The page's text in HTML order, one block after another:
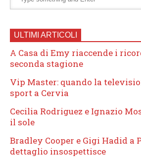
ULTIMI ARTICOLI
A Casa di Emy riaccende i
seconda stagione
Vip Master: quando la
sport a Cervia
Cecilia Rodriguez e Ignazio
il sole
Bradley Cooper e Gigi Hadid a
dettaglio insospettisce